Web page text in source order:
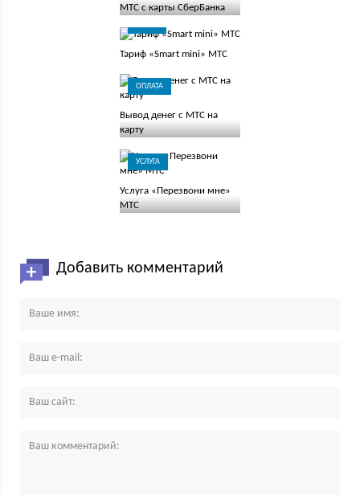
МТС с карты СберБанка
ТАРИФ
Тариф «Smart mini» МТС
ОПЛАТА
Вывод денег с МТС на
карту
УСЛУГА
Услуга «Перезвони мне»
МТС
Добавить комментарий